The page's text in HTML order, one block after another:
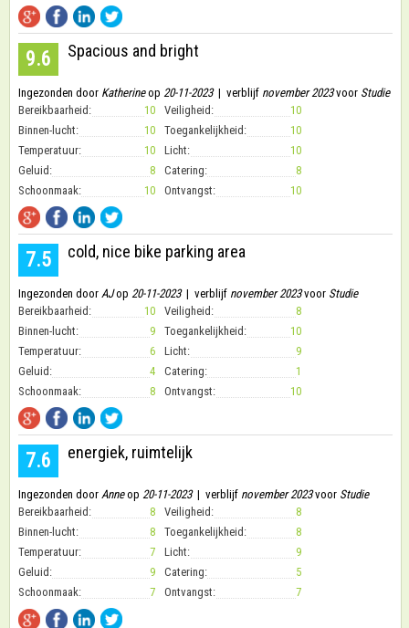
9.6 Spacious and bright
Ingezonden door Katherineop 20-11-2023| verblijf november 2023voor Studie
Bereikbaarheid:
10 Veiligheid:
10
Binnen-lucht:
10 Toegankelijkheid:
10
Temperatuur:
10 Licht:
10
Geluid:
8 Catering:
8
Schoonmaak:
10 Ontvangst: 10
7.5 cold, nice bike parking area
Ingezonden door AJop 20-11-2023| verblijf november 2023voor Studie
Bereikbaarheid:
10 Veiligheid:
8
Binnen-lucht:
9 Toegankelijkheid:
10
Temperatuur:
6 Licht:
9
Geluid:
4 Catering:
1
Schoonmaak:
8 Ontvangst: 10
7.6 energiek, ruimtelijk
Ingezonden door Anneop 20-11-2023| verblijf november 2023voor Studie
Bereikbaarheid:
8 Veiligheid:
8
Binnen-lucht:
8 Toegankelijkheid:
8
Temperatuur:
7 Licht:
9
Geluid:
9 Catering:
5
Schoonmaak:
7 Ontvangst: 7